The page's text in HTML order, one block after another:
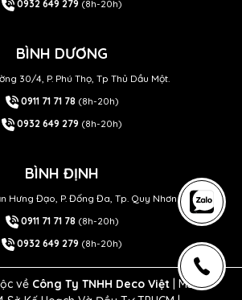
0932 649 279 (8h-20h)
BÌNH DƯƠNG
30/4, P. Phú Thọ, Tp Thủ Dầu Một.
0911 71 71 78 (8h-20h)
0932 649 279 (8h-20h)
BÌNH ĐỊNH
Hưng Đạo, P. Đống Đa, Tp. Quy Nhơn
0911 71 71 78 (8h-20h)
0932 649 279 (8h-20h)
về Công Ty TNHH Deco Việt | MST